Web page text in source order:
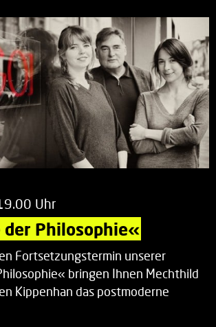
Uhr
Philosophie«
Fortsetzungstermin unserer
bringen Ihnen Mechthild
Kippenhan das postmoderne